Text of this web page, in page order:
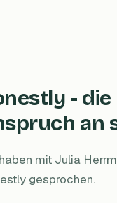
-
an
mit Julia
gesprochen.